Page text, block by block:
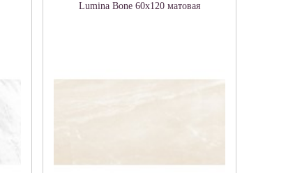
Lumina Bone 60х120 матовая